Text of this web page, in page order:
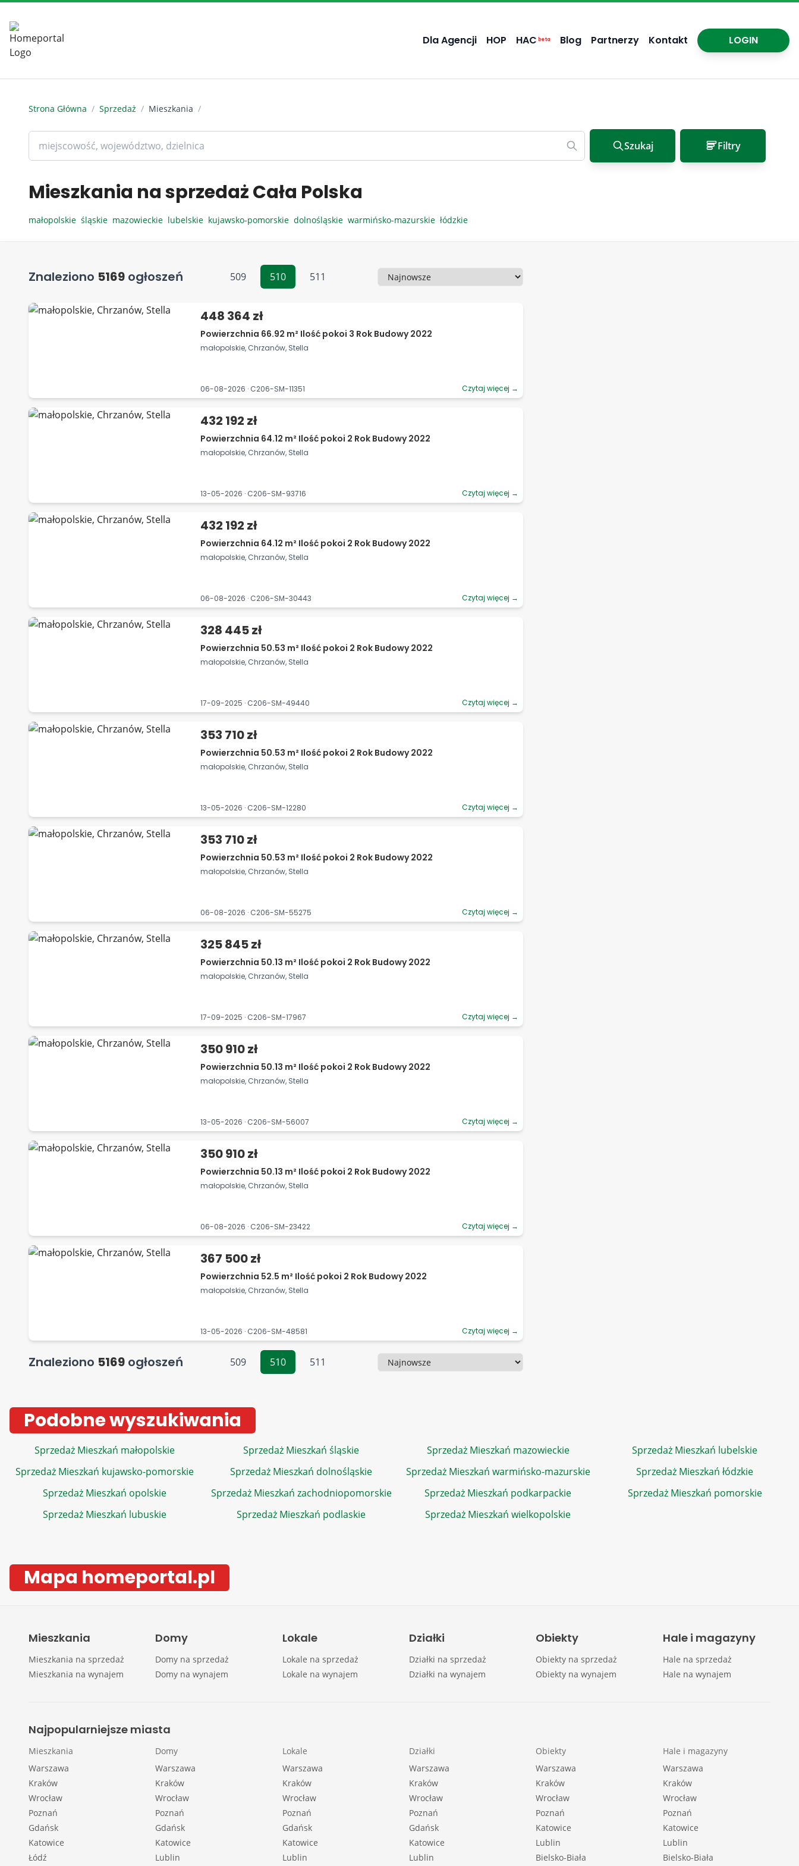
Dla Agencji HOP HAC beta Blog Partnerzy Kontakt LOGIN
Strona Główna / Sprzedaż / Mieszkania /
Szukaj Filtry
Mieszkania na sprzedaż Cała Polska
małopolskie śląskie mazowieckie lubelskie kujawsko-pomorskie dolnośląskie warmińsko-mazurskie łódzkie
Znaleziono 5169 ogłoszeń 509 510 511 Sortowanie
448 364 zł
Powierzchnia 66.92 m² Ilość pokoi 3 Rok Budowy 2022
małopolskie, Chrzanów, Stella
06-08-2026 · C206-SM-11351 Czytaj więcej →
432 192 zł
Powierzchnia 64.12 m² Ilość pokoi 2 Rok Budowy 2022
małopolskie, Chrzanów, Stella
13-05-2026 · C206-SM-93716 Czytaj więcej →
432 192 zł
Powierzchnia 64.12 m² Ilość pokoi 2 Rok Budowy 2022
małopolskie, Chrzanów, Stella
06-08-2026 · C206-SM-30443 Czytaj więcej →
328 445 zł
Powierzchnia 50.53 m² Ilość pokoi 2 Rok Budowy 2022
małopolskie, Chrzanów, Stella
17-09-2025 · C206-SM-49440 Czytaj więcej →
353 710 zł
Powierzchnia 50.53 m² Ilość pokoi 2 Rok Budowy 2022
małopolskie, Chrzanów, Stella
13-05-2026 · C206-SM-12280 Czytaj więcej →
353 710 zł
Powierzchnia 50.53 m² Ilość pokoi 2 Rok Budowy 2022
małopolskie, Chrzanów, Stella
06-08-2026 · C206-SM-55275 Czytaj więcej →
325 845 zł
Powierzchnia 50.13 m² Ilość pokoi 2 Rok Budowy 2022
małopolskie, Chrzanów, Stella
17-09-2025 · C206-SM-17967 Czytaj więcej →
350 910 zł
Powierzchnia 50.13 m² Ilość pokoi 2 Rok Budowy 2022
małopolskie, Chrzanów, Stella
13-05-2026 · C206-SM-56007 Czytaj więcej →
350 910 zł
Powierzchnia 50.13 m² Ilość pokoi 2 Rok Budowy 2022
małopolskie, Chrzanów, Stella
06-08-2026 · C206-SM-23422 Czytaj więcej →
367 500 zł
Powierzchnia 52.5 m² Ilość pokoi 2 Rok Budowy 2022
małopolskie, Chrzanów, Stella
13-05-2026 · C206-SM-48581 Czytaj więcej →
Znaleziono 5169 ogłoszeń 509 510 511 Sortowanie
Podobne wyszukiwania
Sprzedaż Mieszkań małopolskie Sprzedaż Mieszkań śląskie Sprzedaż Mieszkań mazowieckie
Sprzedaż Mieszkań lubelskie
Sprzedaż Mieszkań kujawsko-pomorskie
Sprzedaż Mieszkań dolnośląskie Sprzedaż Mieszkań warmińsko-mazurskie
Sprzedaż Mieszkań łódzkie
Sprzedaż Mieszkań opolskie
Sprzedaż Mieszkań zachodniopomorskie Sprzedaż Mieszkań podkarpackie
Sprzedaż Mieszkań pomorskie
Sprzedaż Mieszkań lubuskie
Sprzedaż Mieszkań podlaskie Sprzedaż Mieszkań wielkopolskie
Mapa homeportal.pl
Mieszkania
Mieszkania na sprzedaż
Mieszkania na wynajem
Domy
Domy na sprzedaż
Domy na wynajem
Lokale
Lokale na sprzedaż
Lokale na wynajem
Działki
Działki na sprzedaż
Działki na wynajem
Obiekty
Obiekty na sprzedaż
Obiekty na wynajem
Hale i magazyny
Hale na sprzedaż
Hale na wynajem
Najpopularniejsze miasta
Mieszkania
Warszawa
Kraków
Wrocław
Poznań
Gdańsk
Katowice
Łódź
Domy
Warszawa
Kraków
Wrocław
Poznań
Gdańsk
Katowice
Lublin
Lokale
Warszawa
Kraków
Wrocław
Poznań
Gdańsk
Katowice
Lublin
Działki
Warszawa
Kraków
Wrocław
Poznań
Gdańsk
Katowice
Lublin
Obiekty
Warszawa
Kraków
Wrocław
Poznań
Katowice
Lublin
Bielsko-Biała
Hale i magazyny
Warszawa
Kraków
Wrocław
Poznań
Katowice
Lublin
Bielsko-Biała